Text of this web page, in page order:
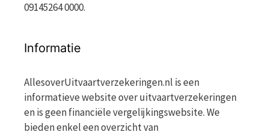
09145264 0000.
Informatie
AllesoverUitvaartverzekeringen.nl is een
informatieve website over uitvaartverzekeringen
en is geen financiële vergelijkingswebsite. We
bieden enkel een overzicht van